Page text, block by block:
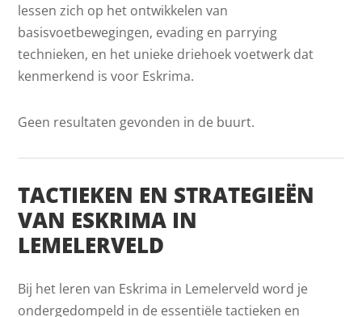
lessen zich op het ontwikkelen van
basisvoetbewegingen, evading en parrying
technieken, en het unieke driehoek voetwerk dat
kenmerkend is voor Eskrima.
Geen resultaten gevonden in de buurt.
TACTIEKEN EN STRATEGIEËN
VAN ESKRIMA IN
LEMELERVELD
Bij het leren van Eskrima in Lemelerveld word je
ondergedompeld in de essentiële tactieken en